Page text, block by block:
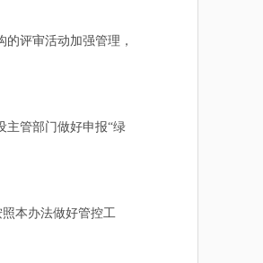
评审活动加强管理，
管部门做好申报“绿
本办法做好管控工